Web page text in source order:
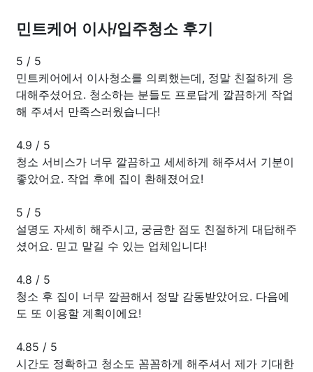
민트케어 이사/입주청소 후기
5 / 5
민트케어에서 이사청소를 의뢰했는데, 정말 친절하게 응
대해주셨어요. 청소하는 분들도 프로답게 깔끔하게 작업
해 주셔서 만족스러웠습니다!
4.9 / 5
청소 서비스가 너무 깔끔하고 세세하게 해주셔서 기분이
좋았어요. 작업 후에 집이 환해졌어요!
5 / 5
설명도 자세히 해주시고, 궁금한 점도 친절하게 대답해주
셨어요. 믿고 맡길 수 있는 업체입니다!
4.8 / 5
청소 후 집이 너무 깔끔해서 정말 감동받았어요. 다음에
도 또 이용할 계획이에요!
4.85 / 5
시간도 정확하고 청소도 꼼꼼하게 해주셔서 제가 기대한